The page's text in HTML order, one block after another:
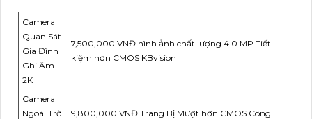
Camera
Quan Sát
Gia Đình
Ghi Âm
2K
7,500,000 VNĐ hình ảnh chất lượng 4.0 MP Tiết
kiệm hơn CMOS KBvision
Camera
Ngoài Trời
9,800,000 VNĐ Trang Bị Mượt hơn CMOS Công